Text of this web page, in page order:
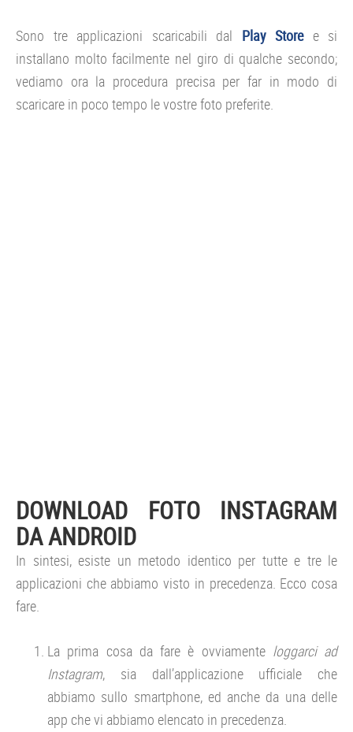
Sono tre applicazioni scaricabili dal Play Storee si
installano molto facilmente nel giro di qualche secondo;
vediamo ora la procedura precisa per far in modo di
scaricare in poco tempo le vostre foto preferite.
DOWNLOAD FOTO INSTAGRAM
DA ANDROID
In sintesi, esiste un metodo identico per tutte e tre le
applicazioni che abbiamo visto in precedenza. Ecco cosa
fare.
La prima cosa da fare è ovviamente loggarci ad
Instagram, sia dall’applicazione ufficiale che
abbiamo sullo smartphone, ed anche da una delle
app che vi abbiamo elencato in precedenza.